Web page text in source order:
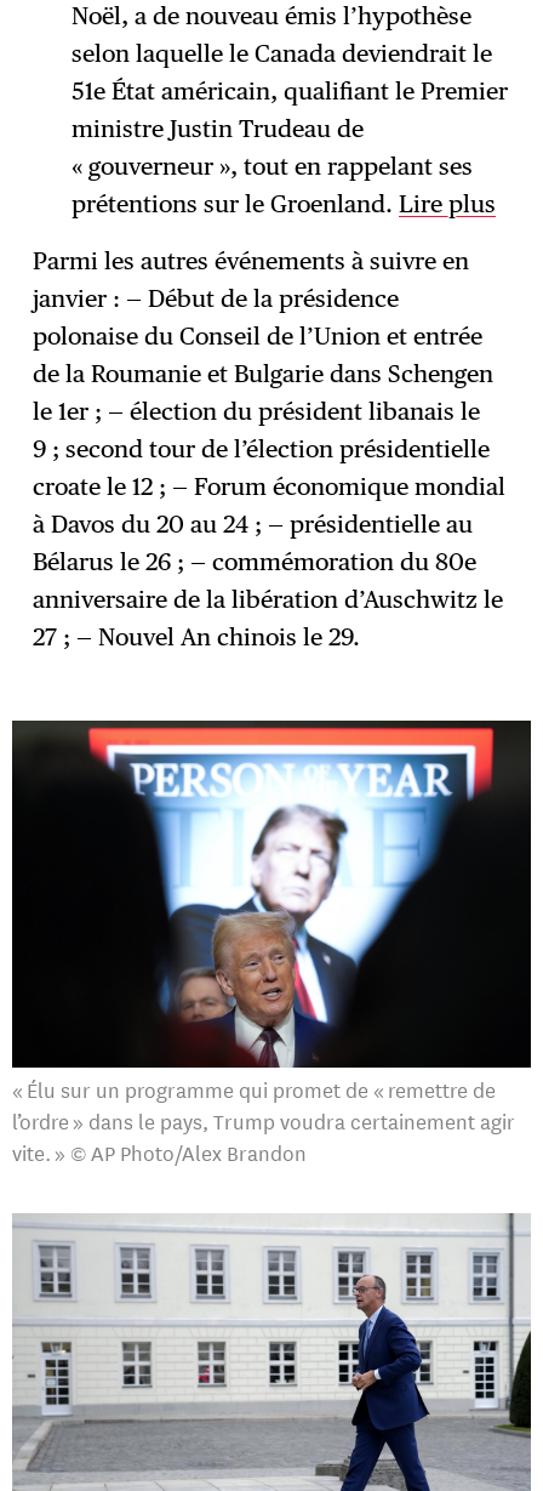
Noël, a de nouveau émis l’hypothèse
selon laquelle le Canada deviendrait le
51e État américain, qualifiant le Premier
ministre Justin Trudeau de
« gouverneur », tout en rappelant ses
prétentions sur le Groenland. Lire plus
Parmi les autres événements à suivre en
janvier : — Début de la présidence
polonaise du Conseil de l’Union et entrée
de la Roumanie et Bulgarie dans Schengen
le 1er ; — élection du président libanais le
9 ; second tour de l’élection présidentielle
croate le 12 ; — Forum économique mondial
à Davos du 20 au 24 ; — présidentielle au
Bélarus le 26 ; — commémoration du 80e
anniversaire de la libération d’Auschwitz le
27 ; — Nouvel An chinois le 29.
« Élu sur un programme qui promet de « remettre de
l’ordre » dans le pays, Trump voudra certainement agir
vite. » © AP Photo/Alex Brandon